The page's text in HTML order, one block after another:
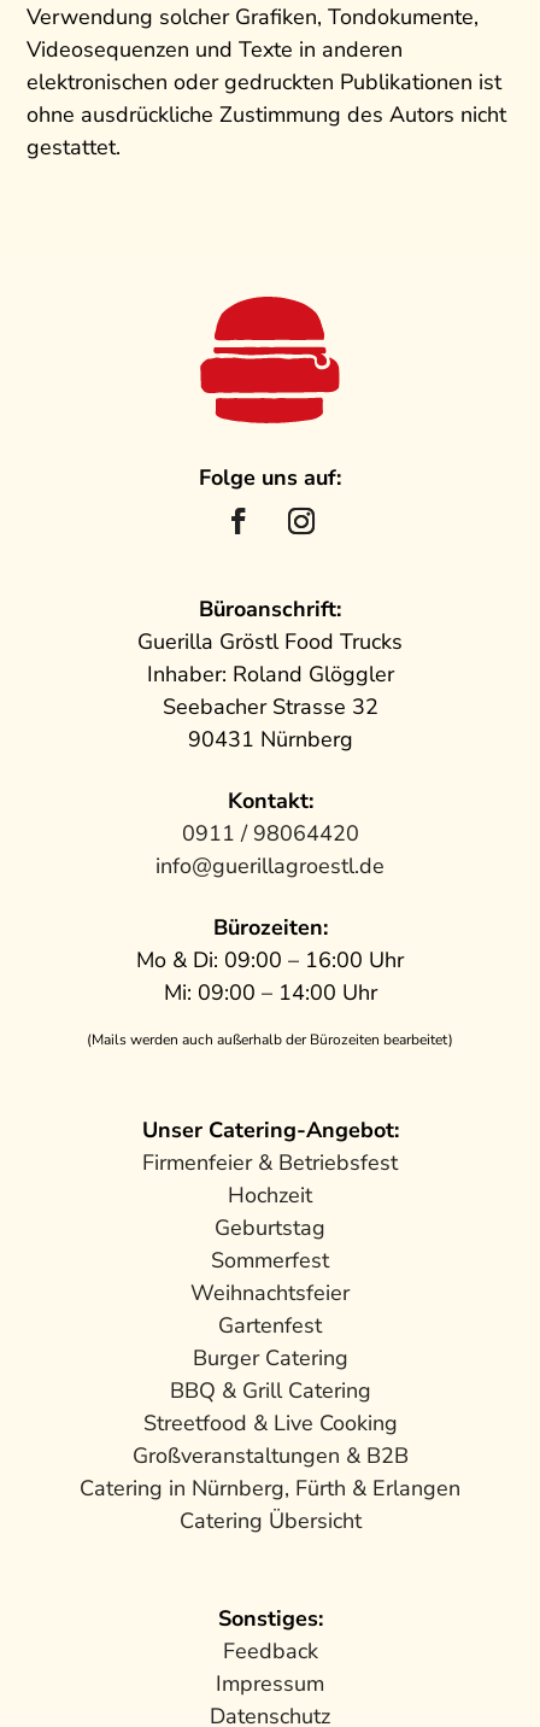
Verwendung solcher Grafiken, Tondokumente,
Videosequenzen und Texte in anderen
elektronischen oder gedruckten Publikationen ist
ohne ausdrückliche Zustimmung des Autors nicht
gestattet.
Folge uns auf:
Büroanschrift:
Guerilla Gröstl Food Trucks
Inhaber: Roland Glöggler
Seebacher Strasse 32
90431 Nürnberg
Kontakt:
0911 / 98064420
info@guerillagroestl.de
Bürozeiten:
Mo & Di: 09:00 – 16:00 Uhr
Mi: 09:00 – 14:00 Uhr
(Mails werden auch außerhalb der Bürozeiten bearbeitet)
Unser Catering-Angebot:
Firmenfeier & Betriebsfest
Hochzeit
Geburtstag
Sommerfest
Weihnachtsfeier
Gartenfest
Burger Catering
BBQ & Grill Catering
Streetfood & Live Cooking
Großveranstaltungen & B2B
Catering in Nürnberg, Fürth & Erlangen
Catering Übersicht
Sonstiges:
Feedback
Impressum
Datenschutz